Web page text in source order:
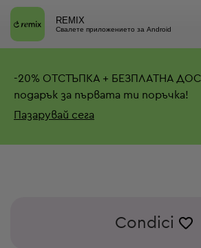
REMIX
Свалете приложението за Android
-20% ОТСТЪПКА + БЕЗПЛАТНА
подарък за първата ти поръчка!
Пазарувай сега
Condici